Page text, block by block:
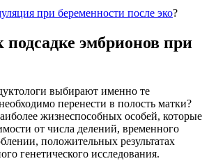
при беременности после эко?
подсадке эмбрионов при
выбирают именно те
перенести в полость матки?
жизнеспособных особей, которые
от числа делений, временного
положительных результатах
генетического исследования.